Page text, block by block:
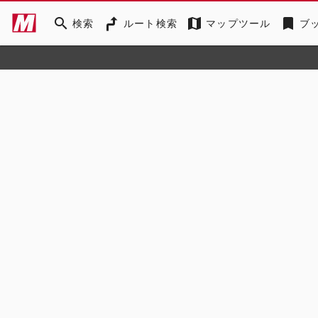
search 検索 ルート検索 map マップツール bookmark ブ